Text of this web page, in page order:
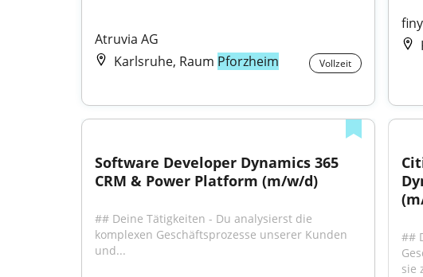
Atruvia AG
Karlsruhe, Raum Pforzheim Vollzeit
Software Developer Dynamics 365
CRM & Power Platform (m/w/d)
## Deine Tätigkeiten - Du analysierst die
komplexen Geschäftsprozesse unserer Kunden
und...
##
sie